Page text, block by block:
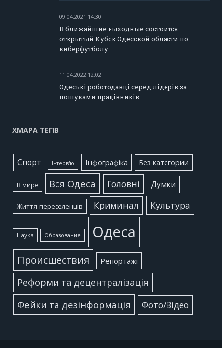
09.04.2021 14:30
В ближайшие выходные состоится
открытый Кубок Одесской области по
киберфутболу
11.04.2022 12:02
Одеські роботодавці серед лідерів за
пошуками працівників
ХМАРА ТЕГІВ
Cпорт Інтерв'ю Інфографіка Без категории
В мире Вся Одеса Головні Думки
Життя переселенців Криминал Культура
Наука Образование Одеса
Происшествия Репортажі
Реформи та децентралізація
Фейки та дезінформація
Фото/Відео